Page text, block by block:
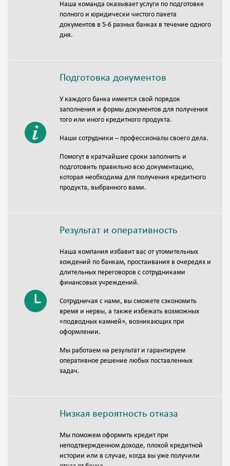
Наша команда оказывает услуги по подготовке
полного и юридически чистого пакета
документов в 5-6 разных банках в течение одного
дня.
Подготовка документов
У каждого банка имеется свой порядок
заполнения и формы документов для получения
того или иного кредитного продукта.
Наши сотрудники – профессионалы своего дела.
Помогут в кратчайшие сроки заполнить и
подготовить правильно всю документацию,
которая необходима для получения кредитного
продукта, выбранного вами.
Результат и оперативность
Наша компания избавит вас от утомительных
хождений по банкам, простаивания в очередях и
длительных переговоров с сотрудниками
финансовых учреждений.
Сотрудничая с нами, вы сможете сэкономить
время и нервы, а также избежать возможных
«подводных камней», возникающих при
оформлении.
Мы работаем на результат и гарантируем
оперативное решение любых поставленных
задач.
Низкая вероятность отказа
Мы поможем оформить кредит при
неподтвержденном доходе, плохой кредитной
истории или в случае, когда вы уже получили